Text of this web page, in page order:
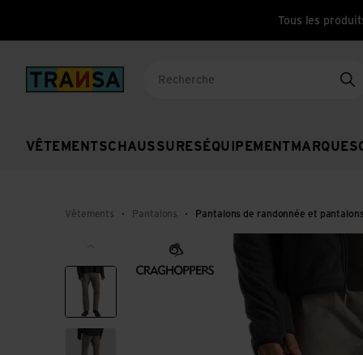
Tous les
Back to home
VÊTEMENTSCHAUSSURES ÉQUIPEMENT MARQUES
Vêtements Pantalons Pantalons de randonnée et